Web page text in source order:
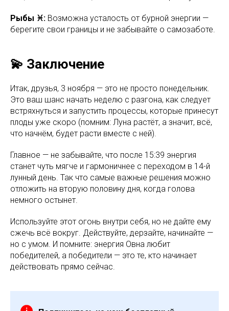
Рыбы ♓: Возможна усталость от бурной энергии —
берегите свои границы и не забывайте о самозаботе.
💫 Заключение
Итак, друзья, 3 ноября — это не просто понедельник.
Это ваш шанс начать неделю с разгона, как следует
встряхнуться и запустить процессы, которые принесут
плоды уже скоро (помним: Луна растёт, а значит, всё,
что начнём, будет расти вместе с ней).
Главное — не забывайте, что после 15:39 энергия
станет чуть мягче и гармоничнее с переходом в 14-й
лунный день. Так что самые важные решения можно
отложить на вторую половину дня, когда голова
немного остынет.
Используйте этот огонь внутри себя, но не дайте ему
сжечь всё вокруг. Действуйте, дерзайте, начинайте —
но с умом. И помните: энергия Овна любит
победителей, а победители — это те, кто начинает
действовать прямо сейчас.